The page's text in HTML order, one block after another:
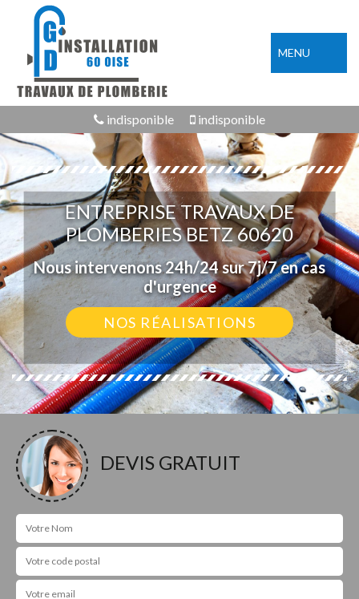
MENU
indisponible indisponible
ENTREPRISE TRAVAUX DE
PLOMBERIES BETZ 60620
Nous intervenons 24h/24 sur 7j/7 en cas
d'urgence
NOS RÉALISATIONS
DEVIS GRATUIT